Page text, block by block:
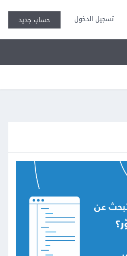
تسجيل الدخول حساب جديد